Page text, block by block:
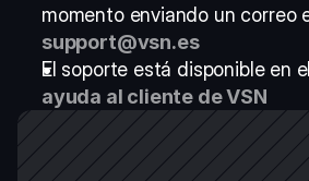
support@vsn.es
El soporte está disponible en el
ayuda al cliente de VSN